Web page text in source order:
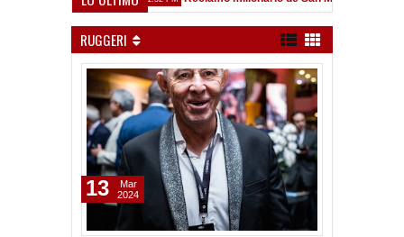
RUGGERI
13
Mar
2024